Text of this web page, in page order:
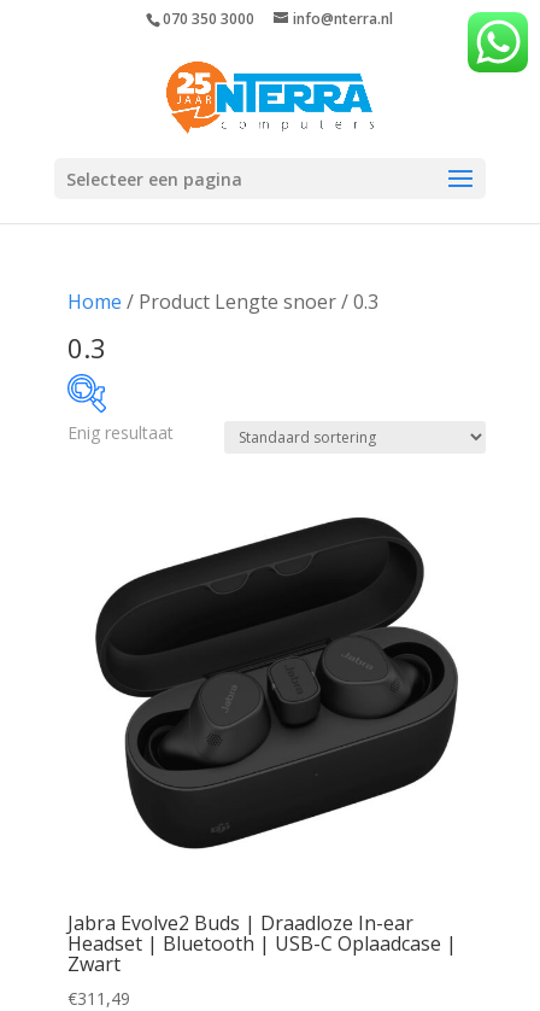
070 350 3000 info@nterra.nl
Selecteer een pagina
Home / Product Lengte snoer / 0.3
0.3
312
Enig resultaat
Jabra Evolve2 Buds | Draadloze In-ear
Headset | Bluetooth | USB-C Oplaadcase |
Zwart
€311,49